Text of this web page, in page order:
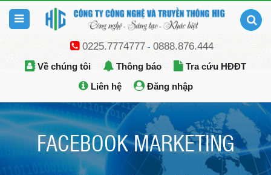
0225.7774777- 0888.876.444
Về chúng tôi Thông báo
Tra cứu HĐĐT
Liên hệ
Đăng nhập
FACEBOOK MARKETING